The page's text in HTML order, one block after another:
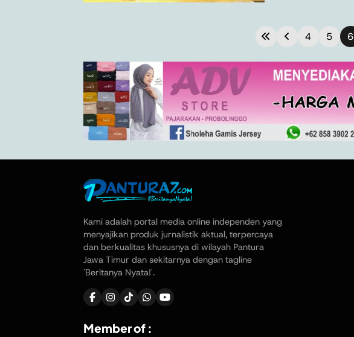
4 5 6
Kami adalah portal media online independen yang
menyajikan produk jurnalistik aktual, terpercaya
dan berkualitas khususnya di wilayah Pantura
Jawa Timur dan sekitarnya dengan tagline
'Beritanya Nyata!'.
Member of :